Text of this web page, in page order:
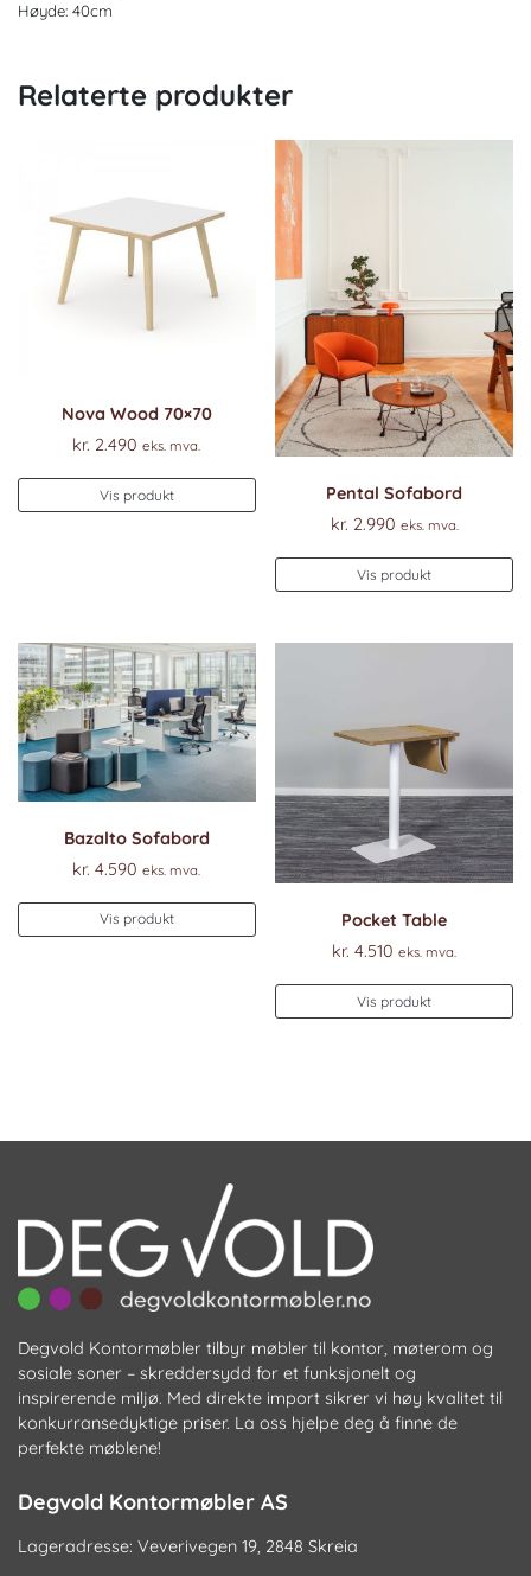
Høyde: 40cm
Relaterte produkter
Nova Wood 70×70
kr. 2.490 eks. mva.
Vis produkt
Pental Sofabord
kr. 2.990 eks. mva.
Vis produkt
Bazalto Sofabord
kr. 4.590 eks. mva.
Vis produkt
Pocket Table
kr. 4.510 eks. mva.
Vis produkt
Degvold Kontormøbler tilbyr møbler til kontor, møterom og
sosiale soner – skreddersydd for et funksjonelt og
inspirerende miljø. Med direkte import sikrer vi høy kvalitet til
konkurransedyktige priser. La oss hjelpe deg å finne de
perfekte møblene!
Degvold Kontormøbler AS
Lageradresse: Veverivegen 19, 2848 Skreia